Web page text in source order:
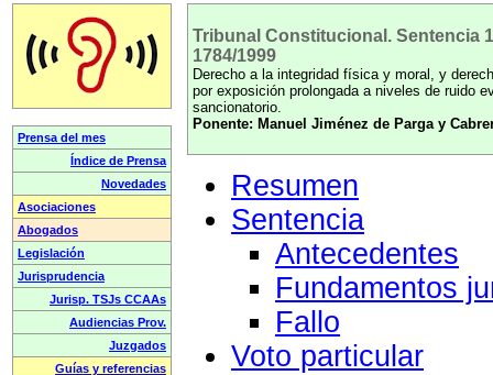
Tribunal Constitucional. Sentencia
1784/1999
Derecho a la integridad física y moral, y
por exposición prolongada a niveles de ruido
sancionatorio.
Ponente: Manuel Jiménez de Parga y
Resumen
Sentencia
Antecedentes
Fundamentos
Fallo
Voto particular